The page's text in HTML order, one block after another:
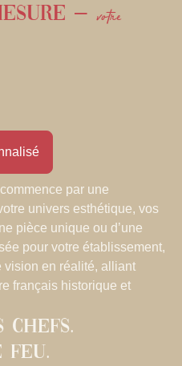
– votre
par une
univers esthétique, vos
pièce unique ou d’une
pour votre établissement,
vision en réalité, alliant
français historique et
chefs.
feu.